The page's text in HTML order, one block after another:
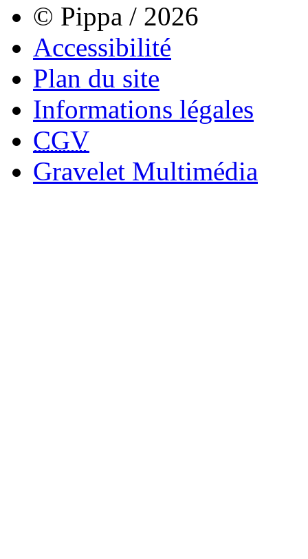
© Pippa / 2026
Accessibilité
Plan du site
Informations légales
CGV
Gravelet Multimédia